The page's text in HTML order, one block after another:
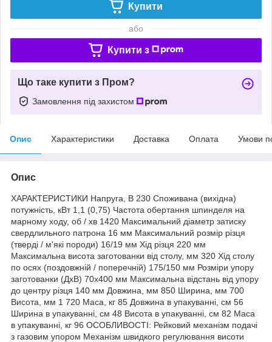
Купити
або
Купити з
Що таке купити з Пром?
Замовлення під захистом
Опис Характеристики Доставка Оплата Умови
Опис
ХАРАКТЕРИСТИКИ Напруга, В 230 Споживана (вихідна)
потужність, кВт 1,1 (0,75) Частота обертання шпинделя на
марному ходу, об / хв 1420 Максимальний діаметр затиску
свердлильного патрона 16 мм Максимальний розмір різця
(тверді / м'які породи) 16/19 мм Хід різця 220 мм
Максимальна висота заготованки від столу, мм 320 Хід столу
по осях (поздовжній / поперечній) 175/150 мм Розміри упору
заготованки (ДхВ) 70х400 мм Максимальна відстань від упору
до центру різця 140 мм Довжина, мм 850 Ширина, мм 700
Висота, мм 1 720 Маса, кг 85 Довжина в упакуванні, см 56
Ширина в упакуванні, см 48 Висота в упакуванні, см 82 Маса
в упакуванні, кг 96 ОСОБЛИВОСТІ: Рейковий механізм подачі
з газовим упором Механізм швидкого регулювання висоти